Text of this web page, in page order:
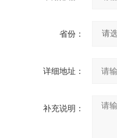
省份：
详细地址：
补充说明：